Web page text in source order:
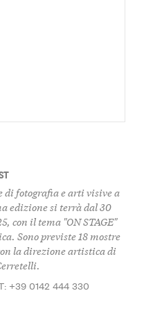
di fotografia e arti visive a
edizione si terrà dal 30
con il tema "ON STAGE"
Sono previste 18 mostre
la direzione artistica di
+39 0142 444 330